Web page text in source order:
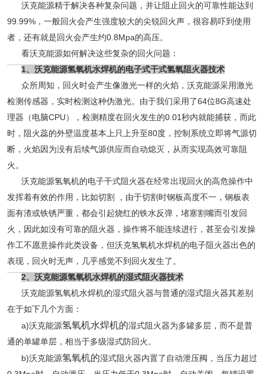
沃克能源精于解决各种复杂问题，并让阻止回火的可靠性能达到
99.99%，一般回火会产生强度较大的尖锐回火声，很容易吓到使用
者，还有就是回火会产生约0.8Mpa的高压。
看沃克能源如何解决这些复杂的回火问题：
1、沃克能源氢氧机水焊机的电子式干式氢氧阻火器技术
众所周知，回火时会产生像激光一样的火焰，沃克能源采用激光
检测传感器，实时检测这种伪激光。由于我们采用了64位8G高速处
理器（电脑CPU），检测精度在回火发生的0.01秒内就能捕获，而此
时，阻火蕊的外壁温度基本上只上升至80度，控制系统立即将气源切
断， 火焰因为没有后续气源供应而自动熄灭，从而实现高效可靠阻
火。
沃克能源氢氧机的电子干式阻火器在经常出现回火的高危操作中
发挥着有效的作用，比如切割 ，由于切割时钢板高度不一，钢板表
面有渣或铁锈严重，都会引起烧红的铁水反弹，堵塞割嘴而引发回
火，因此如没有可靠的阻火器，操作将不能连续进行，甚至会引发操
作工不愿意操作此类设备，但沃克氢氧机水焊机的电子阻火器出色的
表现，回火时无声，几乎感觉不到回火发生了。
2、沃克能源氢氧机水焊机的湿式阻火器技术
沃克能源氢氧机水焊机的湿式阻火器与普通的湿式阻火器其差别
在于如下几个方面：
a)沃克能源氢氧机水焊机的湿式阻火器为多罐多层，而不是普
通的单罐单层，相当于多级湿式防回火。
b)沃克能源氢氧机的湿式阻火器内置了自动泄压阀，当压力超过